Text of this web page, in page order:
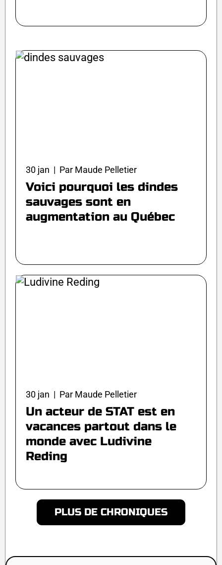
30 jan | Par Maude Pelletier
Voici pourquoi les dindes
sauvages sont en
augmentation au Québec
30 jan | Par Maude Pelletier
Un acteur de STAT est en
vacances partout dans le
monde avec Ludivine
Reding
PLUS DE CHRONIQUES